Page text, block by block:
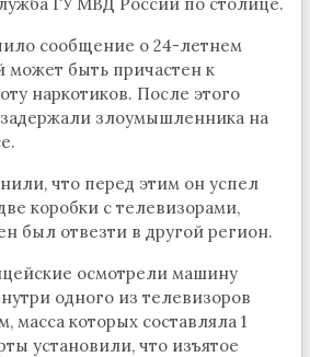
сообщение о 24-летнем
может быть причастен к
наркотиков. После этого
злоумышленника на
что перед этим он успел
коробки с телевизорами,
был отвезти в другой регион.
осмотрели машину
одного из телевизоров
масса которых составляла 1
установили, что изъятое